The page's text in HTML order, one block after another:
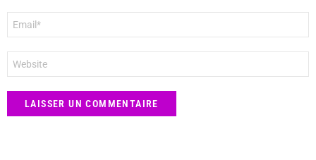
mail
*
web